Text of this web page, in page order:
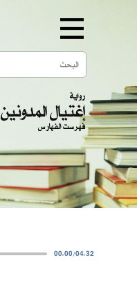
رواية
إغتيال المدونين
فهرست الفهارس
00:00/04:32